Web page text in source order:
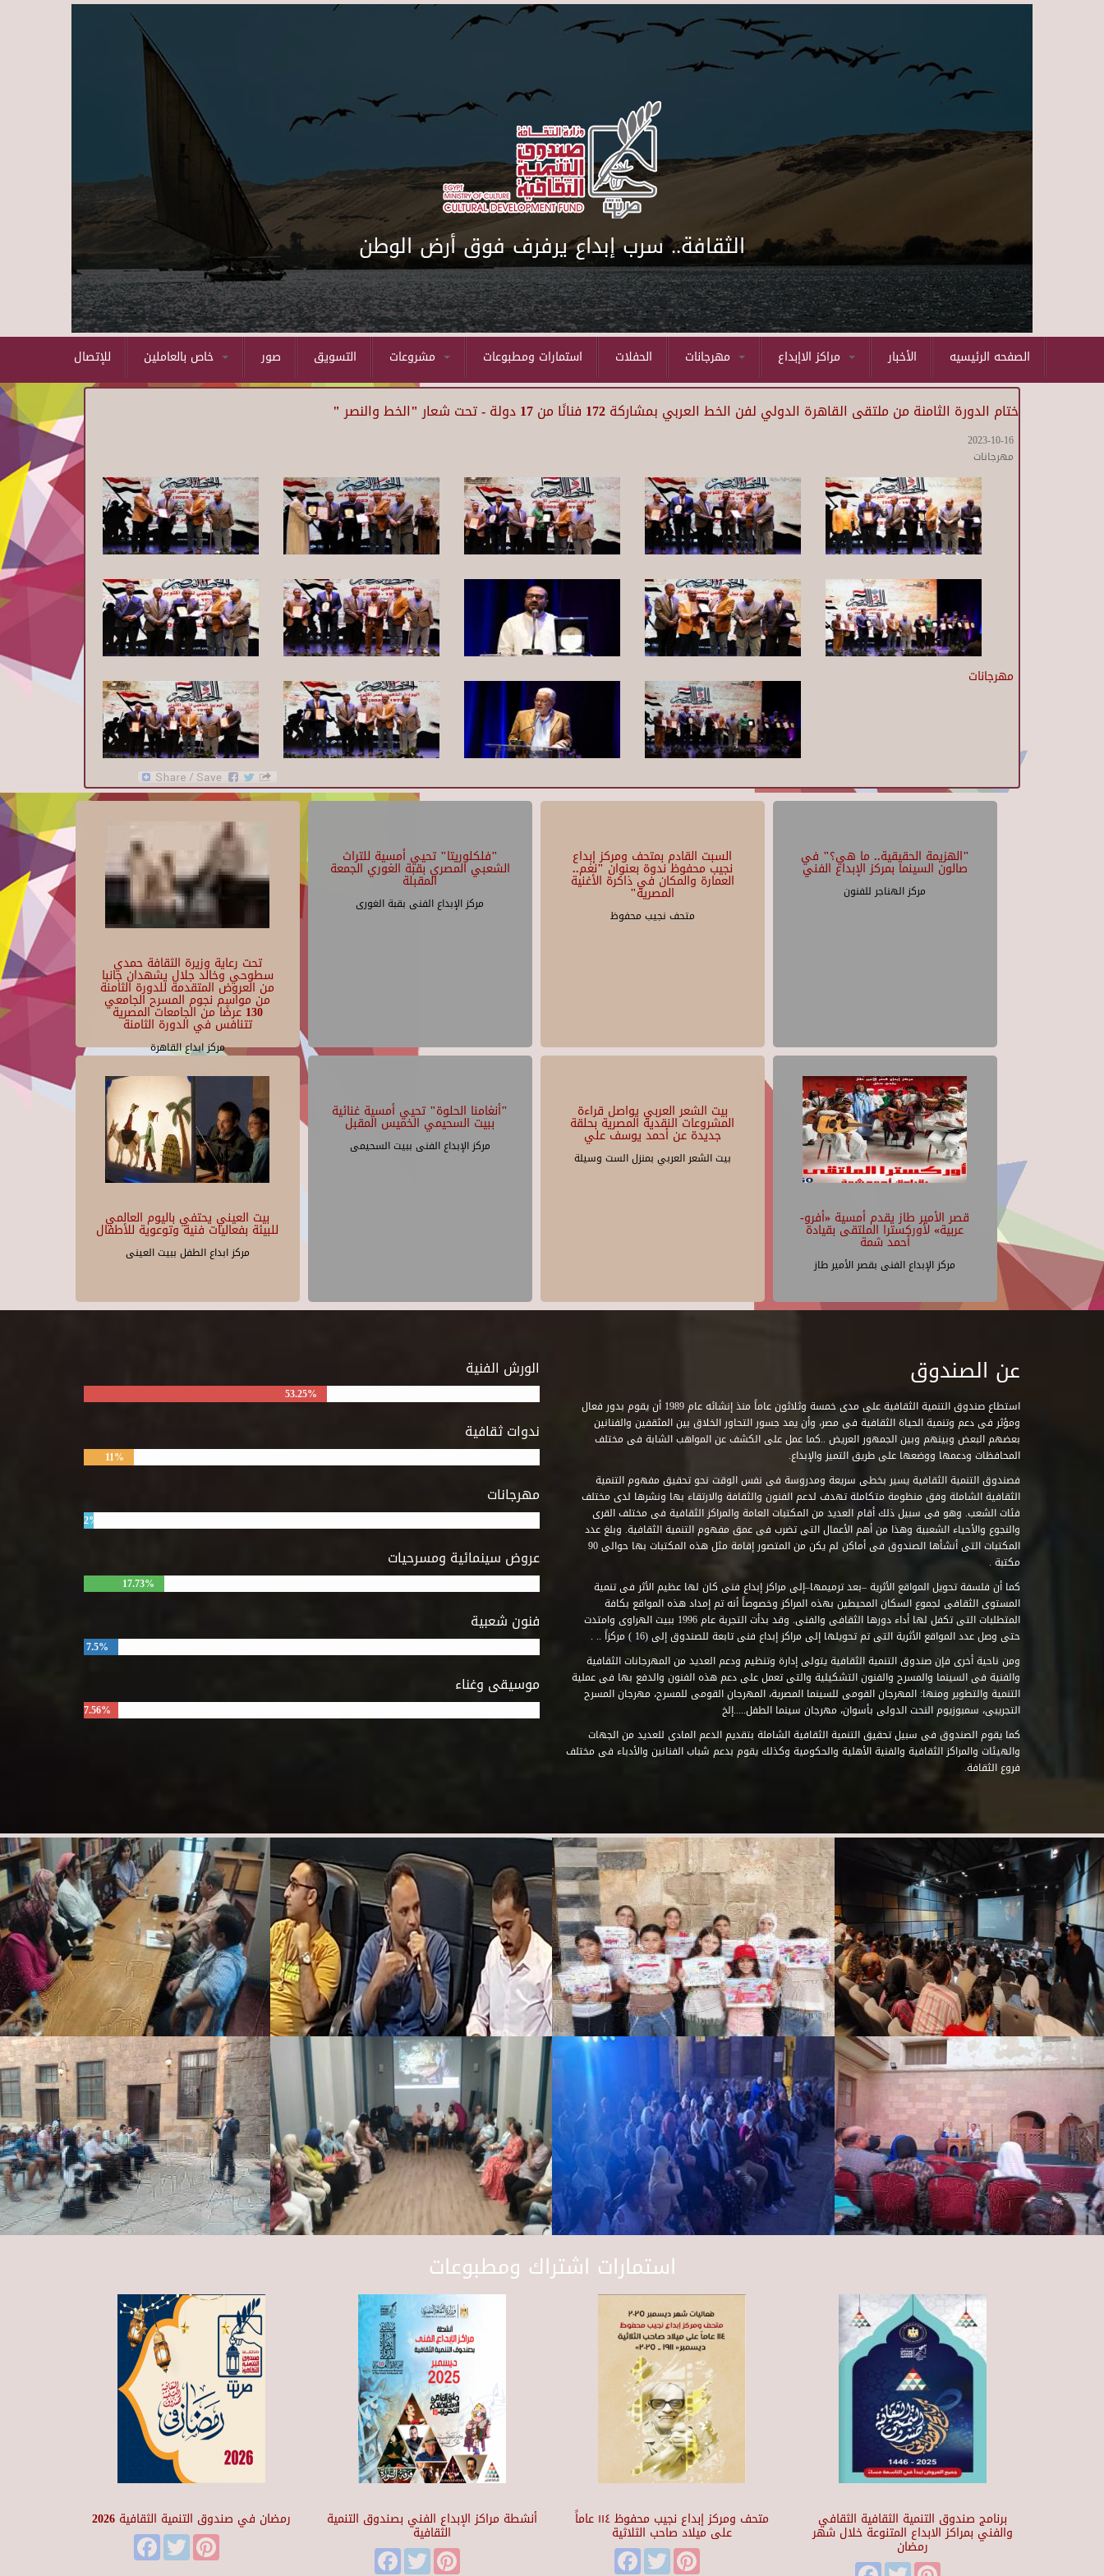
Skip to main content
الثقافة.. سرب إبداع يرفرف فوق أرض الوطن
للإتصال صور التسويق استمارات ومطبوعات الحفلات الأخبار الصفحه الرئيسيه
ختام الدورة الثامنة من ملتقى القاهرة الدولي لفن الخط العربي بمشاركة 172 فنانًا من 17 دولة - تحت شعار "الخط والنصر "
2023-10-16
مهرجانات
مهرجانات
تحت رعاية وزيرة الثقافة حمدي
سطوحي وخالد جلال يشهدان جانبا
من العروض المتقدمة للدورة الثامنة
من مواسم نجوم المسرح الجامعي
130 عرضًا من الجامعات المصرية
تتنافس في الدورة الثامنة
مركز ابداع القاهرة
"فلكلوريتا" تحيي أمسية للتراث
الشعبي المصري بقبة الغوري الجمعة
المقبلة
مركز الإبداع الفنى بقبة الغورى
السبت القادم بمتحف ومركز إبداع
نجيب محفوظ ندوة بعنوان "نغم..
العمارة والمكان في ذاكرة الأغنية
المصرية"
متحف نجيب محفوظ
"الهزيمة الحقيقية.. ما هي؟" في
صالون السينما بمركز الإبداع الفني
مركز الهناجر للفنون
بيت العيني يحتفي باليوم العالمي
للبيئة بفعاليات فنية وتوعوية للأطفال
مركز ابداع الطفل ببيت العينى
"أنغامنا الحلوة" تحيي أمسية غنائية
ببيت السحيمي الخميس المقبل
مركز الإبداع الفنى ببيت السحيمى
بيت الشعر العربي يواصل قراءة
المشروعات النقدية المصرية بحلقة
جديدة عن أحمد يوسف علي
بيت الشعر العربي بمنزل الست وسيلة
قصر الأمير طاز يقدم أمسية «أفرو-
عربية» لأوركسترا الملتقى بقيادة
أحمد شمة
مركز الإبداع الفنى بقصر الأمير طاز
الورش الفنية
53.25%
ندوات ثقافية
11%
مهرجانات
2%
عروض سينمائية ومسرحيات
17.73%
فنون شعبية
7.5%
موسيقى وغناء
7.56%
عن الصندوق
استطاع صندوق التنمية الثقافية على مدى خمسة وثلاثون عاماً منذ إنشائه عام 1989 أن يقوم بدور فعال
ومؤثر فى دعم وتنمية الحياة الثقافية فى مصر، وأن يمد جسور التحاور الخلاق بين المثقفين والفنانين
بعضهم البعض وبينهم وبين الجمهور العريض ..كما عمل على الكشف عن المواهب الشابة فى مختلف
المحافظات ودعمها ووضعها على طريق التميز والإبداع.
فصندوق التنمية الثقافية يسير بخطى سريعة ومدروسة فى نفس الوقت نحو تحقيق مفهوم التنمية
الثقافية الشاملة وفق منظومة متكاملة تهدف لدعم الفنون والثقافة والارتقاء بها ونشرها لدى مختلف
فئات الشعب. وهو فى سبيل ذلك أقام العديد من المكتبات العامة والمراكز الثقافية فى مختلف القرى
والنجوع والأحياء الشعبية وهذا من أهم الأعمال التى تضرب فى عمق مفهوم التنمية الثقافية. وبلغ عدد
المكتبات التى أنشأها الصندوق فى أماكن لم يكن من المتصور إقامة مثل هذه المكتبات بها حوالى 90
مكتبة .
كما أن فلسفة تحويل المواقع الأثرية –بعد ترميمها–إلى مراكز إبداع فنى كان لها عظيم الأثر فى تنمية
المستوى الثقافى لجموع السكان المحيطين بهذه المراكز وخصوصاً أنه تم إمداد هذه المواقع بكافة
المتطلبات التى تكفل لها أداء دورها الثقافى والفنى. وقد بدأت التجربة عام 1996 ببيت الهراوى وامتدت
حتى وصل عدد المواقع الأثرية التى تم تحويلها إلى مراكز إبداع فنى تابعة للصندوق إلى (16 ) مركزاً .. .
ومن ناحية أخرى فإن صندوق التنمية الثقافية يتولى إدارة وتنظيم ودعم العديد من المهرجانات الثقافية
والفنية فى السينما والمسرح والفنون التشكيلية والتى تعمل على دعم هذه الفنون والدفع بها فى عملية
التنمية والتطوير ومنها: المهرجان القومى للسينما المصرية، المهرجان القومى للمسرح، مهرجان المسرح
التجريبى، سمبوزيوم النحت الدولى بأسوان، مهرجان سينما الطفل.....إلخ
كما يقوم الصندوق فى سبيل تحقيق التنمية الثقافية الشاملة بتقديم الدعم المادى للعديد من الجهات
والهيئات والمراكز الثقافية والفنية الأهلية والحكومية وكذلك يقوم بدعم شباب الفنانين والأدباء فى مختلف
فروع الثقافة.
استمارات اشتراك ومطبوعات
رمضان في صندوق التنمية الثقافية 2026
FacebookTwitter
أنشطة مراكز الإبداع الفني بصندوق التنمية
الثقافية
FacebookTwitterPinterest
متحف ومركز إبداع نجيب محفوظ ١١٤ عاماً
على ميلاد صاحب الثلاثية
FacebookTwitter
برنامج صندوق التنمية الثقافية الثقافي
والفني بمراكز الابداع المتنوعة خلال شهر
رمضان
FacebookTwitterPinterest